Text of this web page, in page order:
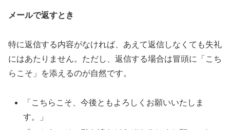
メールで返すとき
特に返信する内容がなければ、あえて返信しなくても失礼
にはあたりません。ただし、返信する場合は冒頭に「こち
らこそ」を添えるのが自然です。
「こちらこそ、今後ともよろしくお願いいたしま
す。」